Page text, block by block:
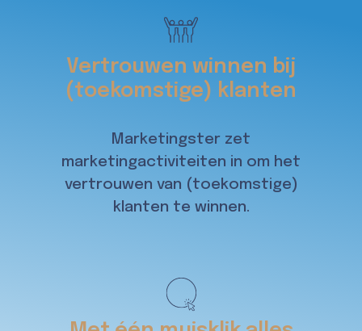
Vertrouwen winnen bij
(toekomstige) klanten
Marketingster zet
marketingactiviteiten in om het
vertrouwen van (toekomstige)
klanten te winnen.